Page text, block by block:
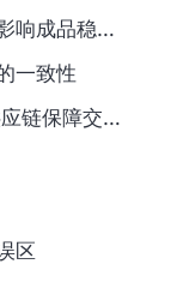
品稳定性
一致性
保障交期
区